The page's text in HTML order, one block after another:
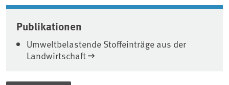
Publikationen
Umweltbelastende Stoffeinträge aus der
Landwirtschaft